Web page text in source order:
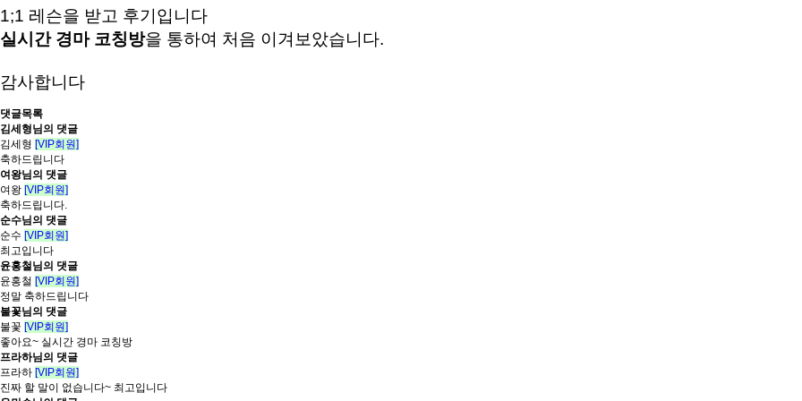
1;1 레슨을 받고 후기입니다
실시간 경마 코칭방을 통하여 처음 이겨보았습니다.
감사합니다
댓글목록
김세형님의 댓글
김세형 [VIP회원]
축하드립니다
여왕님의 댓글
여왕 [VIP회원]
축하드립니다.
순수님의 댓글
순수 [VIP회원]
최고입니다
윤홍철님의 댓글
윤홍철 [VIP회원]
정말 축하드립니다
불꽃님의 댓글
불꽃 [VIP회원]
좋아요~ 실시간 경마 코칭방
프라하님의 댓글
프라하 [VIP회원]
진짜 할 말이 없습니다~ 최고입니다